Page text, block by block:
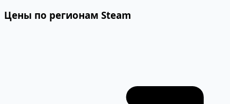
Цены по регионам Steam